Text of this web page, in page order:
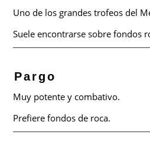
Uno de los grandes trofeos del
Suele encontrarse sobre fondos
Pargo
Muy potente y combativo.
Prefiere fondos de roca.